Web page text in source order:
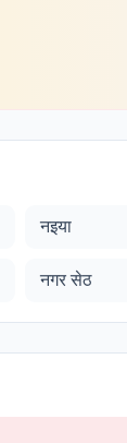
नइया
नगर सेठ